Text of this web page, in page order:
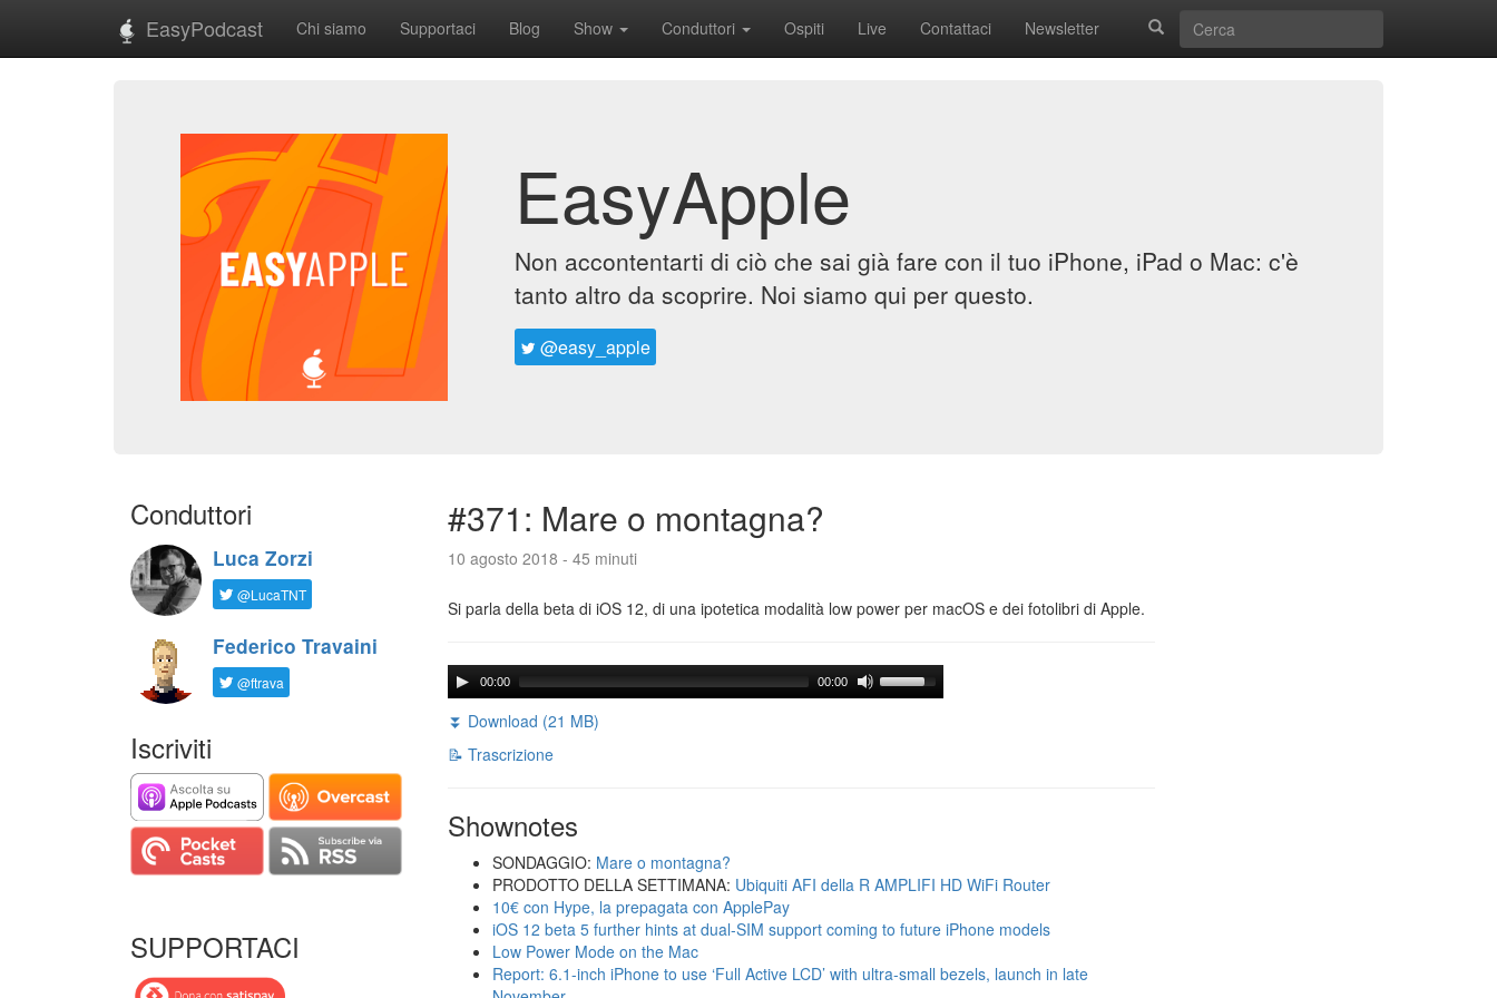
EasyPodcast Chi siamo Supportaci Blog Show Conduttori Ospiti Live Contattaci Newsletter
EasyApple
Non accontentarti di ciò che sai già fare con il tuo iPhone, iPad o Mac: c'è
tanto altro da scoprire. Noi siamo qui per questo.
@easy_apple
Conduttori
Luca Zorzi
@LucaTNT
Federico Travaini
@ftrava
Iscriviti
SUPPORTACI
#371: Mare o montagna?
10 agosto 2018 - 45 minuti
Si parla della beta di iOS 12, di una ipotetica modalità low power per macOS e dei fotolibri di Apple.
00:00 00:00
⏬ Download (21 MB)
📝 Trascrizione
Shownotes
SONDAGGIO: Mare o montagna?
PRODOTTO DELLA SETTIMANA: Ubiquiti AFI della R AMPLIFI HD WiFi Router
10€ con Hype, la prepagata con ApplePay
iOS 12 beta 5 further hints at dual-SIM support coming to future iPhone models
Low Power Mode on the Mac
Report: 6.1-inch iPhone to use ‘Full Active LCD’ with ultra-small bezels, launch in late